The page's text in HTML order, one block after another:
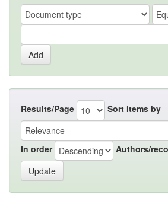
Results/Page Sort items by
In order Authors/